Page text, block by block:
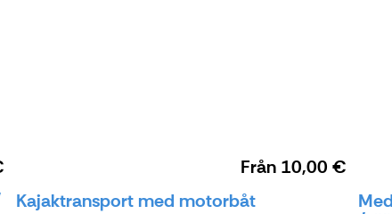
Från 10,00 €
Kajaktransport med motorbåt